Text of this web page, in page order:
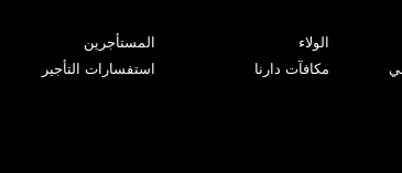
الولاء
مكافآت دارنا
المستأجرين
استفسارات التأجير